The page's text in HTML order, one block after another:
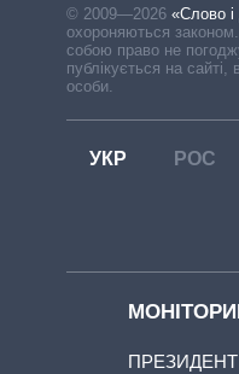
© 2009—2026 «Слово і
охороняються
собою право не
публікується на сайті,
особи.
УКР РОС
ПРЕЗИДЕНТ